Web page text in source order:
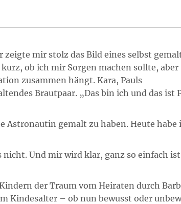
mir stolz das Bild eines selbst
ob ich mir Sorgen machen sollte, aber
zusammen hängt. Kara, Pauls
Brautpaar. „Das bin ich und das ist
Astronautin gemalt zu haben. Heute habe
nicht. Und mir wird klar, ganz so einfach ist
der Traum vom Heiraten durch
Kindesalter – ob nun bewusst oder